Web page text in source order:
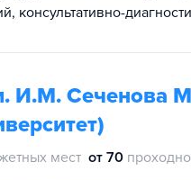
консультативно-
Сеченова
мест от 70